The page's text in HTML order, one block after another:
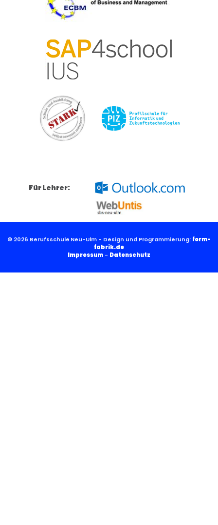
Für Lehrer:
© 2026 Berufsschule Neu-Ulm - Design und Programmierung: form-
fabrik.de
Impressum - Datenschutz